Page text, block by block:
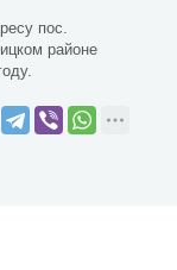
пос.
районе